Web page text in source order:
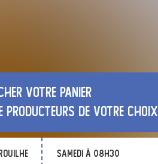
votre panier
producteurs de votre choix
samedi à 08h30